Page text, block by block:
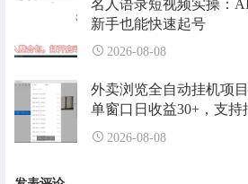
名人语录短视频实操：
新手也能快速起号
2026-08-08
外卖浏览全自动挂机项
单窗口日收益30+，支持
2026-08-08